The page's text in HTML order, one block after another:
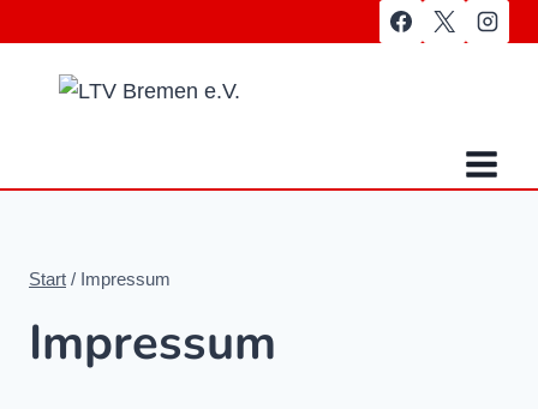
Inhalt
springen
Start / Impressum
Impressum